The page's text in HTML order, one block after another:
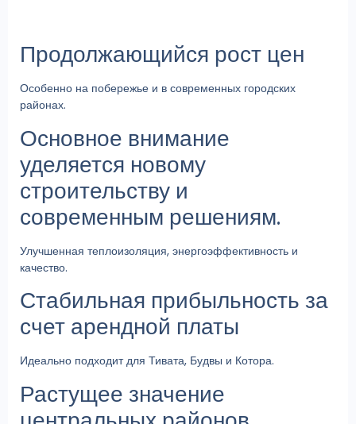
Продолжающийся рост цен
Особенно на побережье и в современных городских
районах.
Основное внимание
уделяется новому
строительству и
современным решениям.
Улучшенная теплоизоляция, энергоэффективность и
качество.
Стабильная прибыльность за
счет арендной платы
Идеально подходит для Тивата, Будвы и Котора.
Растущее значение